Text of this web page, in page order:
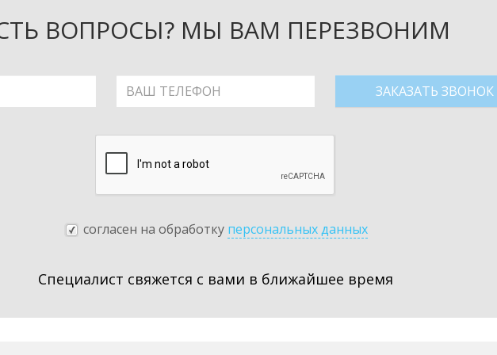
ВОПРОСЫ? МЫ ВАМ ПЕРЕЗВОНИМ
согласен на обработку персональных данных
Специалист свяжется с вами в ближайшее время